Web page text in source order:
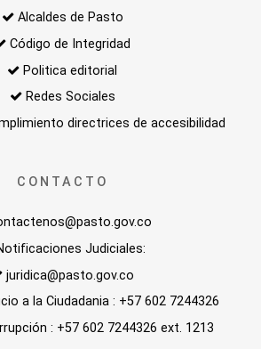
Alcaldes de Pasto
Código de Integridad
Politica editorial
Redes Sociales
directrices de accesibilidad
CONTACTO
Judiciales:
juridica@pasto.gov.co
a la Ciudadania : +57 602 7244326
: +57 602 7244326 ext. 1213